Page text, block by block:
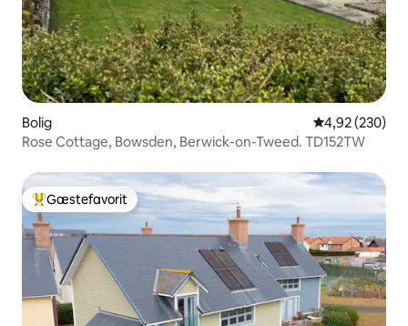
Bolig 4,92 ud af 5 i
4,92 (230)
Rose Cottage, Bowsden, Berwick-on-Tweed. TD152TW
Bedste gæstefavorit
Gæstefavorit